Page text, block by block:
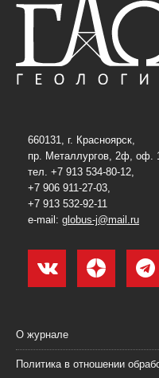
660131, г. Красноярск,
пр. Металлургов, 2ф, оф.
тел. +7 913 534-80-12,
+7 906 911-27-03,
+7 913 532-92-11
e-mail: globus-j@mail.ru
О журнале
Политика в отношении